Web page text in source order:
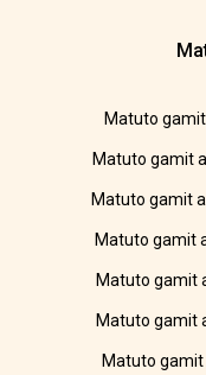
Matuto
Matuto gamit
Matuto gamit
Matuto gamit
Matuto gamit
Matuto gamit
Matuto gamit